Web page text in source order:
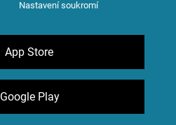
Nastavení soukromí
App Store
Google Play